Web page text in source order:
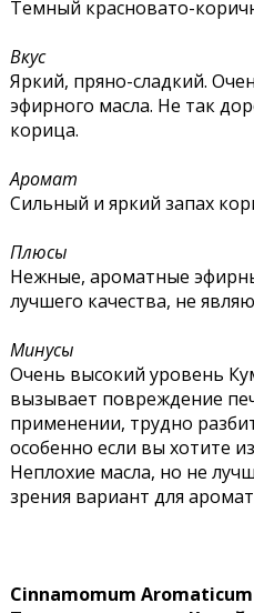
Темный красновато-
Вкус
Яркий, пряно-сладкий.
эфирного масла. Не так
корица.
Аромат
Сильный и яркий запах
Плюсы
Нежные, ароматные
лучшего качества, не
Минусы
Очень высокий уровень
вызывает повреждение
применении, трудно
особенно если вы хотите
Неплохие масла, но не
зрения вариант для
Cinnamomum Aromaticum